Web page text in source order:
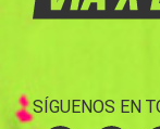
SÍGUENOS EN